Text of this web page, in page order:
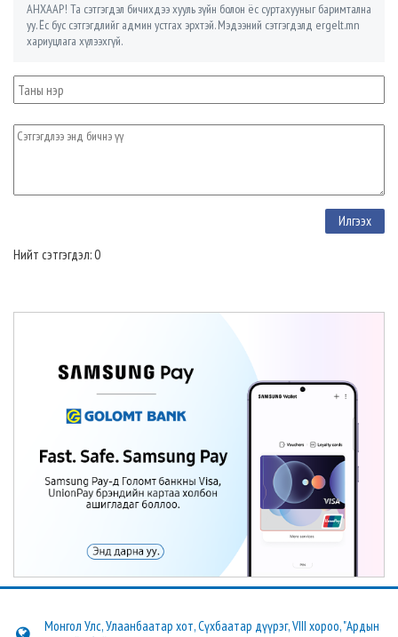
АНХААР! Та сэтгэгдэл бичихдээ хууль зүйн болон ёс суртахууныг баримтална
уу. Ёс бус сэтгэгдлийг админ устгах эрхтэй. Мэдээний сэтгэгдэлд ergelt.mn
хариуцлага хүлээхгүй.
Нийт сэтгэгдэл: 0
Монгол Улс, Улаанбаатар хот, Сүхбаатар дүүрэг, VIII хороо, "Ардын